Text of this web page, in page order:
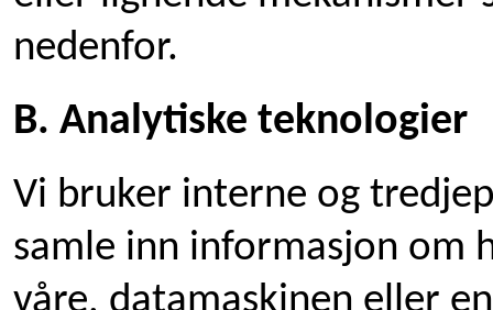
nedenfor.
B. Analytiske teknologier
Vi bruker interne og
samle inn informasjon om